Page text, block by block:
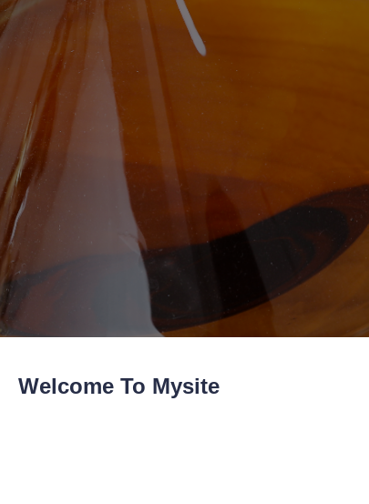
Welcome To Mysite